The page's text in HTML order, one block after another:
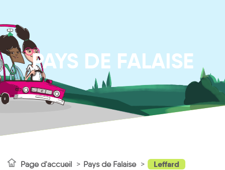
PAYS DE FALAISE
Page d'accueil Pays de Falaise Leffard